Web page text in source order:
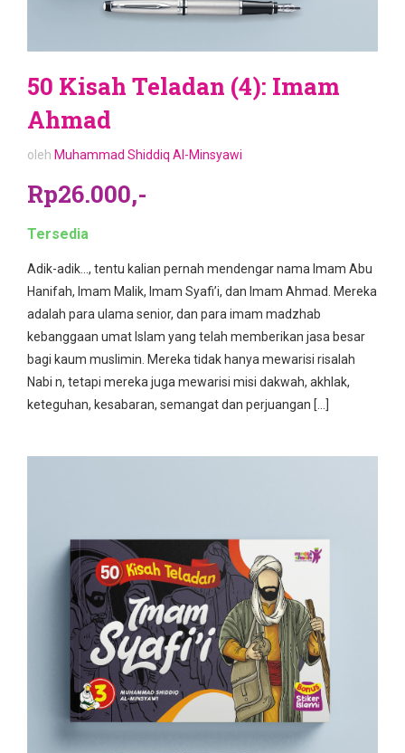
50 Kisah Teladan (4): Imam
Ahmad
oleh Muhammad Shiddiq Al-Minsyawi
Rp26.000,-
Tersedia
Adik-adik…, tentu kalian pernah mendengar nama Imam Abu
Hanifah, Imam Malik, Imam Syafi’i, dan Imam Ahmad. Mereka
adalah para ulama senior, dan para imam madzhab
kebanggaan umat Islam yang telah memberikan jasa besar
bagi kaum muslimin. Mereka tidak hanya mewarisi risalah
Nabi n, tetapi mereka juga mewarisi misi dakwah, akhlak,
keteguhan, kesabaran, semangat dan perjuangan […]